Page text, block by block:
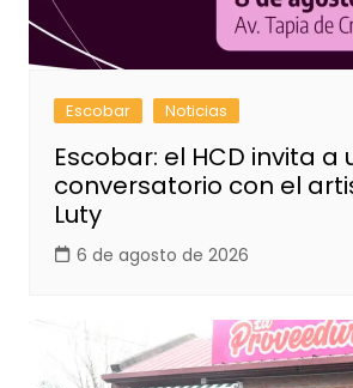
Escobar Noticias
Escobar: el HCD invita a
conversatorio con el
Luty
6 de agosto de 2026